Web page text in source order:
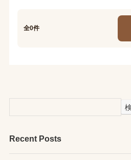
全0件
Recent Posts